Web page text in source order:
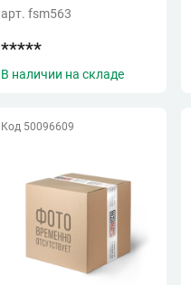
"RAIDER"
арт. fsm563
*****
В наличии на складе
Код 50096609